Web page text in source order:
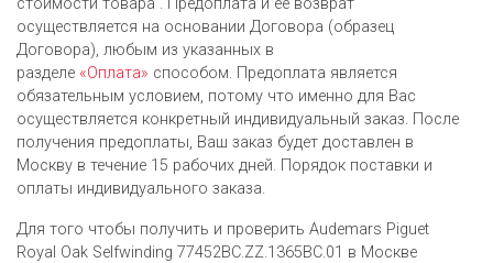
осуществляется на основании Договора (образец
Договора), любым из указанных в
разделе «Оплата» способом. Предоплата является
обязательным условием, потому что именно для Вас
осуществляется конкретный индивидуальный заказ. После
получения предоплаты, Ваш заказ будет доставлен в
Москву в течение 15 рабочих дней. Порядок поставки и
оплаты индивидуального заказа.
Для того чтобы получить и проверить Audemars Piguet
Royal Oak Selfwinding 77452BC.ZZ.1365BC.01 в Москве